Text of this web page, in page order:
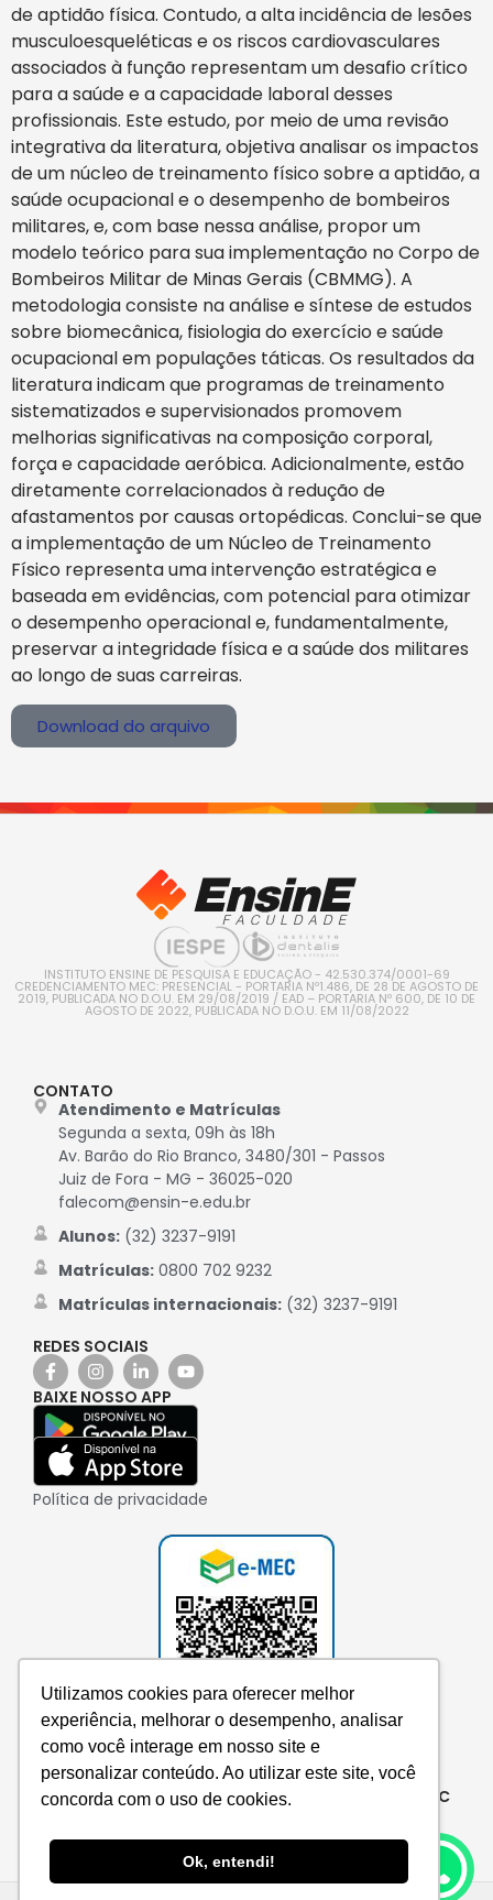
Utilizamos cookies para oferecer melhor
experiência, melhorar o desempenho, analisar
como você interage em nosso site e
personalizar conteúdo. Ao utilizar este site, você
concorda com o uso de cookies.
Ok, entendi!
de aptidão física. Contudo, a alta incidência de lesões
musculoesqueléticas e os riscos cardiovasculares
associados à função representam um desafio crítico
para a saúde e a capacidade laboral desses
profissionais. Este estudo, por meio de uma revisão
integrativa da literatura, objetiva analisar os impactos
de um núcleo de treinamento físico sobre a aptidão, a
saúde ocupacional e o desempenho de bombeiros
militares, e, com base nessa análise, propor um
modelo teórico para sua implementação no Corpo de
Bombeiros Militar de Minas Gerais (CBMMG). A
metodologia consiste na análise e síntese de estudos
sobre biomecânica, fisiologia do exercício e saúde
ocupacional em populações táticas. Os resultados da
literatura indicam que programas de treinamento
sistematizados e supervisionados promovem
melhorias significativas na composição corporal,
força e capacidade aeróbica. Adicionalmente, estão
diretamente correlacionados à redução de
afastamentos por causas ortopédicas. Conclui-se que
a implementação de um Núcleo de Treinamento
Físico representa uma intervenção estratégica e
baseada em evidências, com potencial para otimizar
o desempenho operacional e, fundamentalmente,
preservar a integridade física e a saúde dos militares
ao longo de suas carreiras.
Download do arquivo
INSTITUTO ENSINE DE PESQUISA E EDUCAÇÃO - 42.530.374/0001-69
CREDENCIAMENTO MEC: PRESENCIAL - PORTARIA Nº1.486, DE 28 DE AGOSTO DE
2019, PUBLICADA NO D.O.U. EM 29/08/2019 / EAD – PORTARIA Nº 600, DE 10 DE
AGOSTO DE 2022, PUBLICADA NO D.O.U. EM 11/08/2022
CONTATO
Atendimento e Matrículas
Segunda a sexta, 09h às 18h
Av. Barão do Rio Branco, 3480/301 - Passos
Juiz de Fora - MG - 36025-020
falecom@ensin-e.edu.br
Alunos:(32) 3237-9191
Matrículas:0800 702 9232
Matrículas internacionais:(32) 3237-9191
REDES SOCIAIS
BAIXE NOSSO APP
Política de privacidade
Consulte aqui o cadastro da instituição no e-MEC